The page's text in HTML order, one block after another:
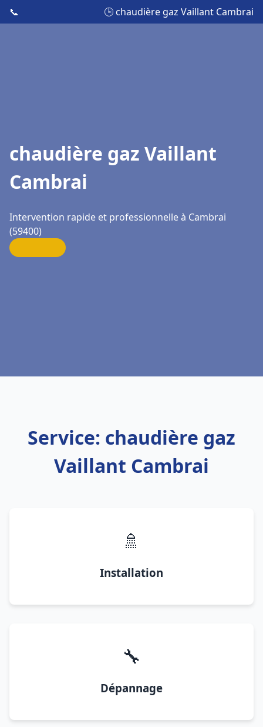
📞 🕒 chaudière gaz Vaillant Cambrai
chaudière gaz Vaillant
Cambrai
Intervention rapide et professionnelle à Cambrai
(59400)
Service: chaudière gaz
Vaillant Cambrai
🚿
Installation
🔧
Dépannage